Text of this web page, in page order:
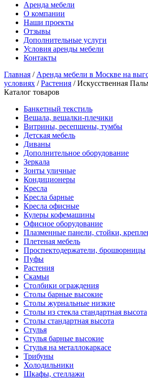
Аренда мебели
О компании
Наши проекты
Отзывы
Дополнительные услуги
Условия аренды мебели
Контакты
Главная / Аренда мебели в Москве на
условиях /Растения / Искусственная
Каталог товаров
Банкетный текстиль
Вешала, вешалки-плечики
Витрины, ресепшены, тумбы
Детская мебель
Диваны
Дополнительное оборудование
Зеркала
Зонты уличные
Кондиционеры
Кресла
Кресла барные
Кресла офисные
Кулеры кофемашины
Офисное оборудование
Плазменные панели, стойки,
Плетеная мебель
Проспектодержатели, брошюрницы
Пуфы
Растения
Скамьи
Столбики ограждения
Столы барные высокие
Столы журнальные низкие
Столы из стекла стандартная высота
Столы стандартная высота
Стулья
Стулья барные высокие
Стулья на металлокаркасе
Трибуны
Холодильники
Шкафы, стеллажи